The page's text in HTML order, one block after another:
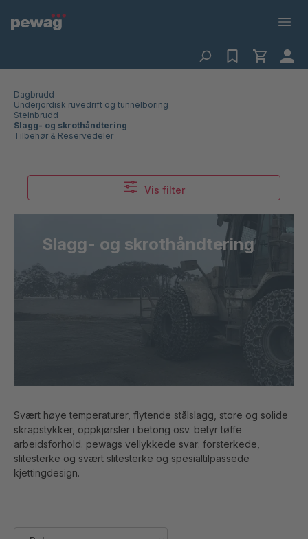
Dagbrudd
Underjordisk ruvedrift og tunnelboring
Steinbrudd
Slagg- og skrothåndtering
Tilbehør & Reservedeler
Vis filter
Slagg- og skrothåndtering
Svært høye temperaturer, flytende stålslagg, store og solide
skrapstykker, oppkjørsler i betong osv. betyr tøffe
arbeidsforhold. pewags vellykkede svar: forsterkede,
slitesterke og svært slitesterke og spesialtilpassede
kjettingdesign.